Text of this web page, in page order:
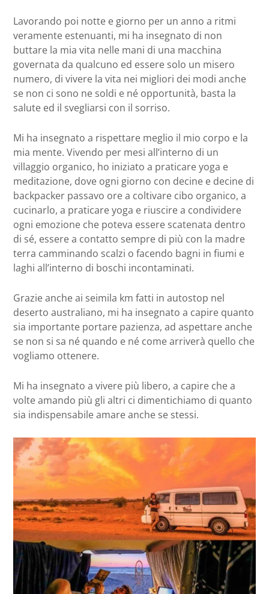
Lavorando poi notte e giorno per un anno a ritmi
veramente estenuanti, mi ha insegnato di non
buttare la mia vita nelle mani di una macchina
governata da qualcuno ed essere solo un misero
numero, di vivere la vita nei migliori dei modi anche
se non ci sono ne soldi e né opportunità, basta la
salute ed il svegliarsi con il sorriso.
Mi ha insegnato a rispettare meglio il mio corpo e la
mia mente. Vivendo per mesi all’interno di un
villaggio organico, ho iniziato a praticare yoga e
meditazione, dove ogni giorno con decine e decine di
backpacker passavo ore a coltivare cibo organico, a
cucinarlo, a praticare yoga e riuscire a condividere
ogni emozione che poteva essere scatenata dentro
di sé, essere a contatto sempre di più con la madre
terra camminando scalzi o facendo bagni in fiumi e
laghi all’interno di boschi incontaminati.
Grazie anche ai seimila km fatti in autostop nel
deserto australiano, mi ha insegnato a capire quanto
sia importante portare pazienza, ad aspettare anche
se non si sa né quando e né come arriverà quello che
vogliamo ottenere.
Mi ha insegnato a vivere più libero, a capire che a
volte amando più gli altri ci dimentichiamo di quanto
sia indispensabile amare anche se stessi.